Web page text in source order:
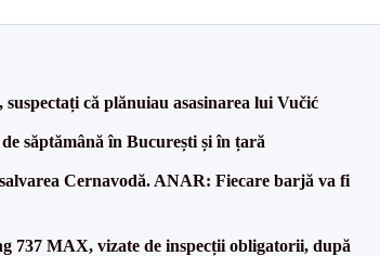
că plănuiau asasinarea lui Vučić
săptămână în București și în țară
Cernavodă. ANAR: Fiecare barjă va fi
737 MAX, vizate de inspecții obligatorii, după